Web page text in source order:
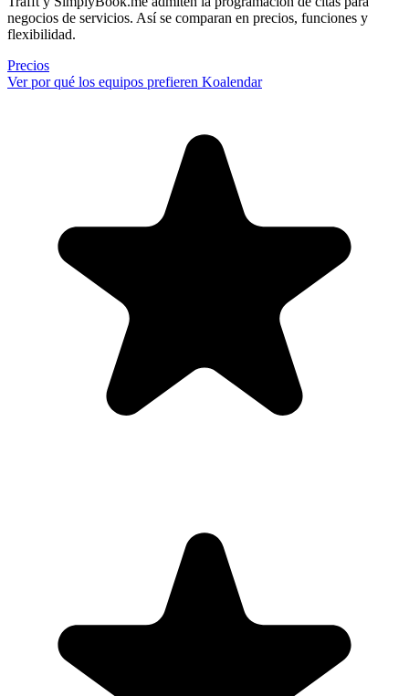
negocios de servicios. Así se comparan en precios, funciones y
flexibilidad.
Precios
Ver por qué los equipos prefieren Koalendar